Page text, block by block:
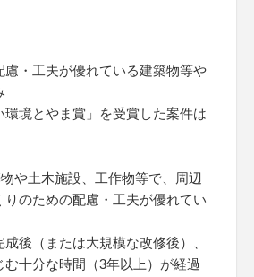
慮・工夫が優れている建築物等や
境とやま賞」を受賞した案件は
物や土木施設、工作物等で、周辺
りのための配慮・工夫が優れてい
後（または大規模な改修後）、
む十分な時間（3年以上）が経過